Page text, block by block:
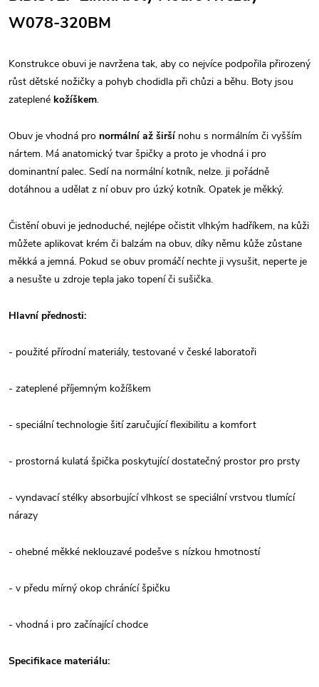
W078-320BM
Konstrukce obuvi je navržena tak, aby co nejvíce podpořila přirozený
růst dětské nožičky a pohyb chodidla při chůzi a běhu. Boty jsou
zateplené kožíškem.
Obuv je vhodná pro normální až širšínohu s normálním či vyšším
nártem. Má anatomický tvar špičky a proto je vhodná i pro
dominantní palec. Sedí na normální kotník, nelze. ji pořádně
dotáhnou a udělat z ní obuv pro úzký kotník. Opatek je měkký.
Čistění obuvi je jednoduché, nejlépe očistit vlhkým hadříkem, na kůži
můžete aplikovat krém či balzám na obuv, díky němu kůže zůstane
měkká a jemná. Pokud se obuv promáčí nechte ji vysušit, neperte je
a nesušte u zdroje tepla jako topení či sušička.
Hlavní přednosti:
- použité přírodní materiály, testované v české laboratoři
- zateplené příjemným kožíškem
- speciální technologie šití zaručující flexibilitu a komfort
- prostorná kulatá špička poskytující dostatečný prostor pro prsty
- vyndavací stélky absorbující vlhkost se speciální vrstvou tlumící
nárazy
- ohebné měkké neklouzavé podešve s nízkou hmotností
- v předu mírný okop chránící špičku
- vhodná i pro začínající chodce
Specifikace materiálu: